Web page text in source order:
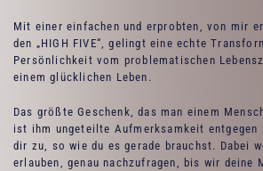
Mit einer einfachen und erprobten, von mir
den „HIGH FIVE“, gelingt eine echte
Persönlichkeit vom problematischen
einem glücklichen Leben.
Das größte Geschenk, das man einem
ist ihm ungeteilte Aufmerksamkeit entgegen
dir zu, so wie du es gerade brauchst. Dabei
erlauben, genau nachzufragen, bis wir deine